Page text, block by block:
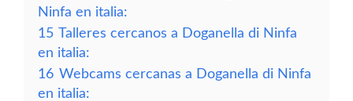
Ninfa en italia:
15 Talleres cercanos a Doganella di Ninfa
en italia:
16 Webcams cercanas a Doganella di Ninfa
en italia: